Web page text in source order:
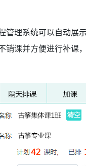
管理系统可以自动展
销课并方便进行补课